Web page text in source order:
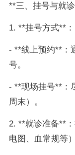
**三、挂号与就
1. **挂号方式**：
- **线上预约**：
号。
- **现场挂号**：
周末）。
2. **就诊准备**
电图、血常规等